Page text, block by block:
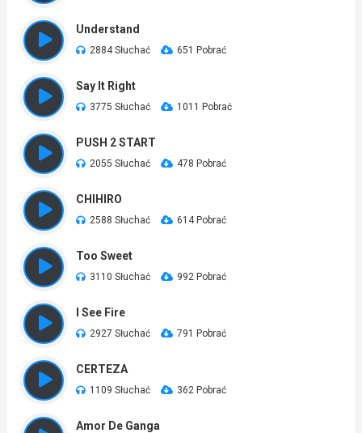
Understand
2884 Słuchać 651 Pobrać
Say It Right
3775 Słuchać 1011 Pobrać
PUSH 2 START
2055 Słuchać 478 Pobrać
CHIHIRO
2588 Słuchać 614 Pobrać
Too Sweet
3110 Słuchać 992 Pobrać
I See Fire
2927 Słuchać 791 Pobrać
CERTEZA
1109 Słuchać 362 Pobrać
Amor De Ganga